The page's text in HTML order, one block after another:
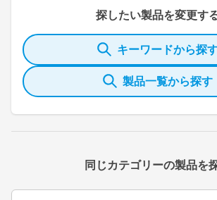
探したい製品を変更す
キーワードから探
製品一覧から探す
同じカテゴリーの製品を